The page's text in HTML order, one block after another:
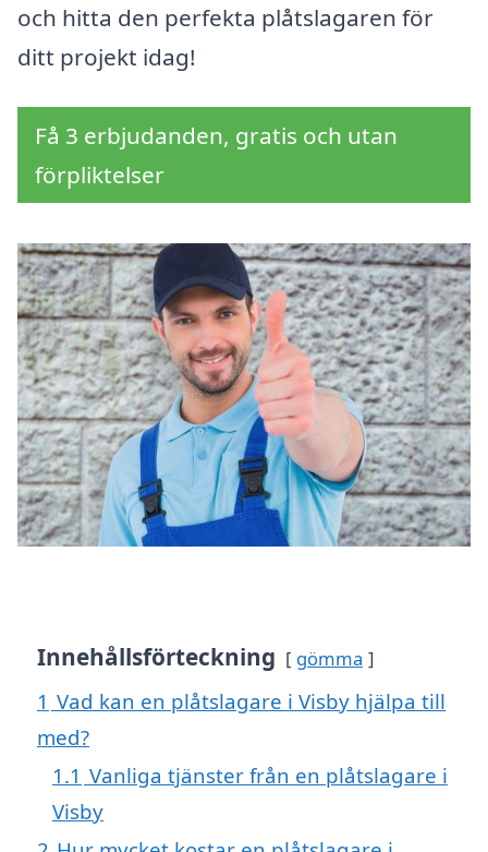
och hitta den perfekta plåtslagaren för
ditt projekt idag!
Få 3 erbjudanden, gratis och utan
förpliktelser
Innehållsförteckning gömma
1 Vad kan en plåtslagare i Visby hjälpa till
med?
1.1 Vanliga tjänster från en plåtslagare i
Visby